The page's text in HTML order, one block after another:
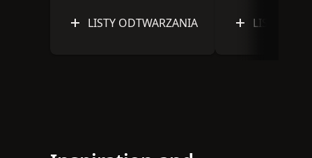
LISTY ODTWARZANIA
BraggLISTY